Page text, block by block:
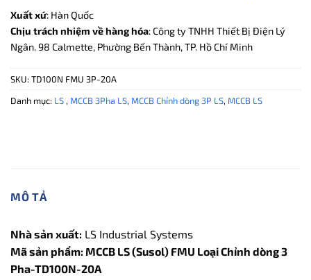
Xuất xứ: Hàn Quốc
Chịu trách nhiệm về hàng hóa: Công ty TNHH Thiết Bị Điện Lý
Ngân. 98 Calmette, Phường Bến Thành, TP. Hồ Chí Minh
SKU: TD100N FMU 3P-20A
Danh mục: LS , MCCB 3Pha LS, MCCB Chỉnh dòng 3P LS, MCCB LS
MÔ TẢ
Nhà sản xuất: LS Industrial Systems
Mã sản phẩm: MCCB LS (Susol) FMU Loại Chỉnh dòng 3
Pha-TD100N-20A